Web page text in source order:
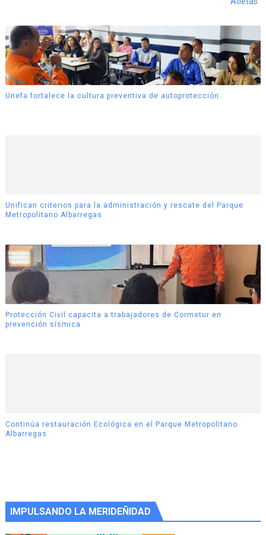
Unefa fortalece la cultura preventiva de autoprotección
Unifican criterios para la administración y rescate del Parque
Metropolitano Albarregas
Protección Civil capacita a trabajadores de Cormetur en
prevención sísmica
Continúa restauración Ecológica en el Parque Metropolitano
Albarregas
IMPULSANDO LA MERIDEÑIDAD